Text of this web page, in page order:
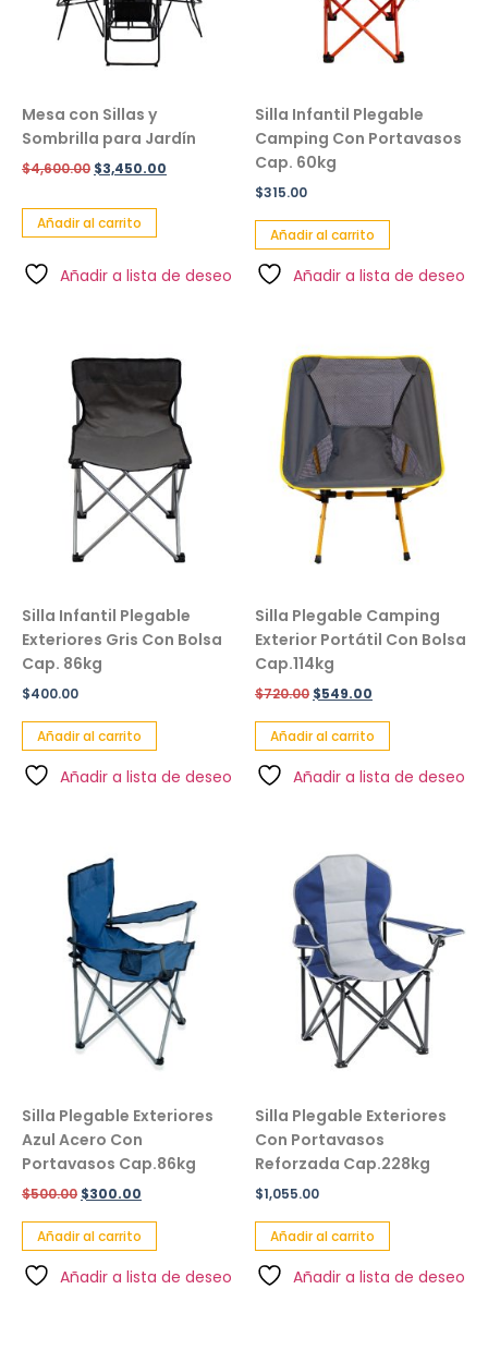
Mesa con Sillas y
Sombrilla para Jardín
$4,600.00 $3,450.00
Añadir al carrito
Añadir a lista de deseo
Silla Infantil Plegable
Camping Con Portavasos
Cap. 60kg
$315.00
Añadir al carrito
Añadir a lista de deseo
Silla Infantil Plegable
Exteriores Gris Con Bolsa
Cap. 86kg
$400.00
Añadir al carrito
Añadir a lista de deseo
Silla Plegable Camping
Exterior Portátil Con Bolsa
Cap.114kg
$720.00 $549.00
Añadir al carrito
Añadir a lista de deseo
Silla Plegable Exteriores
Azul Acero Con
Portavasos Cap.86kg
$500.00 $300.00
Añadir al carrito
Añadir a lista de deseo
Silla Plegable Exteriores
Con Portavasos
Reforzada Cap.228kg
$1,055.00
Añadir al carrito
Añadir a lista de deseo